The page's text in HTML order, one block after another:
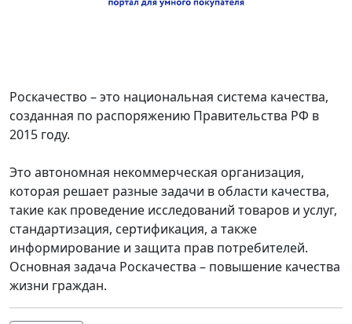
Роскачество – это национальная система качества,
созданная по распоряжению Правительства РФ в
2015 году.
Это автономная некоммерческая организация,
которая решает разные задачи в области качества,
такие как проведение исследований товаров и услуг,
стандартизация, сертификация, а также
информирование и защита прав потребителей.
Основная задача Роскачества – повышение качества
жизни граждан.